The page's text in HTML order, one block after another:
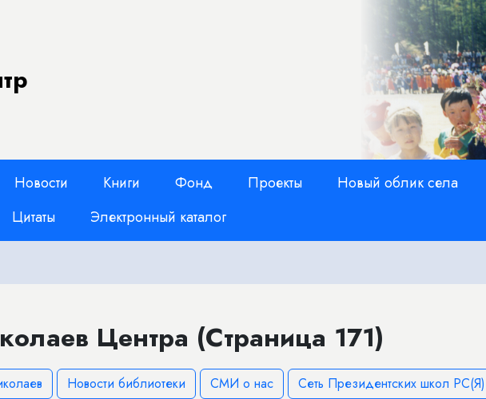
Новости Книги Фонд Проекты Новый облик села
Цитаты Электронный каталог
Центра (Страница 171)
Новости библиотеки СМИ о нас Сеть Президентских школ РС(Я)